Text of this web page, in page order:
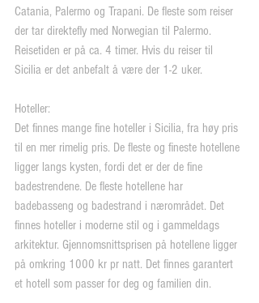
Catania, Palermo og Trapani. De fleste som reiser
der tar direktefly med Norwegian til Palermo.
Reisetiden er på ca. 4 timer. Hvis du reiser til
Sicilia er det anbefalt å være der 1-2 uker.
Hoteller:
Det finnes mange fine hoteller i Sicilia, fra høy pris
til en mer rimelig pris. De fleste og fineste hotellene
ligger langs kysten, fordi det er der de fine
badestrendene. De fleste hotellene har
badebasseng og badestrand i nærområdet. Det
finnes hoteller i moderne stil og i gammeldags
arkitektur. Gjennomsnittsprisen på hotellene ligger
på omkring 1000 kr pr natt. Det finnes garantert
et hotell som passer for deg og familien din.